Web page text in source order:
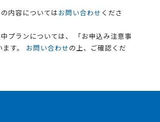
内容についてはお問い合わせ くださ
プランについては、 「お申込み注意事
す。 お問い合わせの上、ご確認くだ